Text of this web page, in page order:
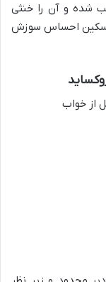
شده و آن را خنثی
تسکین احساس سوزش